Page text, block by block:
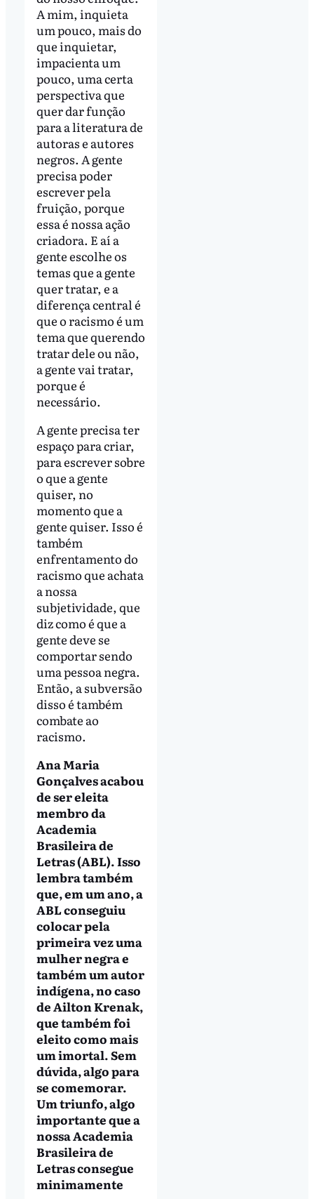
A mim, inquieta
um pouco, mais do
que inquietar,
impacienta um
pouco, uma certa
perspectiva que
quer dar função
para a literatura de
autoras e autores
negros. A gente
precisa poder
escrever pela
fruição, porque
essa é nossa ação
criadora. E aí a
gente escolhe os
temas que a gente
quer tratar, e a
diferença central é
que o racismo é um
tema que querendo
tratar dele ou não,
a gente vai tratar,
porque é
necessário.
A gente precisa ter
espaço para criar,
para escrever sobre
o que a gente
quiser, no
momento que a
gente quiser. Isso é
também
enfrentamento do
racismo que achata
a nossa
subjetividade, que
diz como é que a
gente deve se
comportar sendo
uma pessoa negra.
Então, a subversão
disso é também
combate ao
racismo.
Ana Maria
Gonçalves acabou
de ser eleita
membro da
Academia
Brasileira de
Letras (ABL). Isso
lembra também
que, em um ano, a
ABL conseguiu
colocar pela
primeira vez uma
mulher negra e
também um autor
indígena, no caso
de Ailton Krenak,
que também foi
eleito como mais
um imortal. Sem
dúvida, algo para
se comemorar.
Um triunfo, algo
importante que a
nossa Academia
Brasileira de
Letras consegue
minimamente